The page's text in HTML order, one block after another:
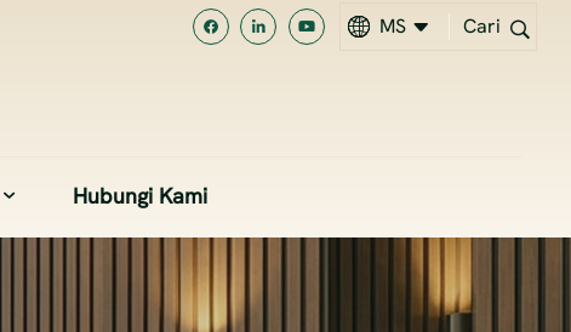
MS Cari
Hubungi Kami